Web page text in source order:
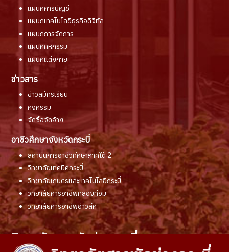
แผนกการบัญชี
แผนกเทคโนโลยีธุรกิจดิจิทัล
แผนกการจัดการ
แผนกคหกรรม
แผนกแต่งกาย
ข่าวสาร
ข่าวสมัครเรียน
กิจกรรม
จัดซื้อจัดจ้าง
อาชีวศึกษาจังหวัดกระบี่
สถาบันการอาชีวศึกษาภาคใต้ 2
วิทยาลัยเทคนิคกระบี่
วิทยาลัยเกษตรและเทคโนโลยีกระบี่
วิทยาลัยการอาชีพคลองท่อม
วิทยาลัยการอาชีพอ่าวลึก
วิทยาลัยสารพัดช่างกระบี่